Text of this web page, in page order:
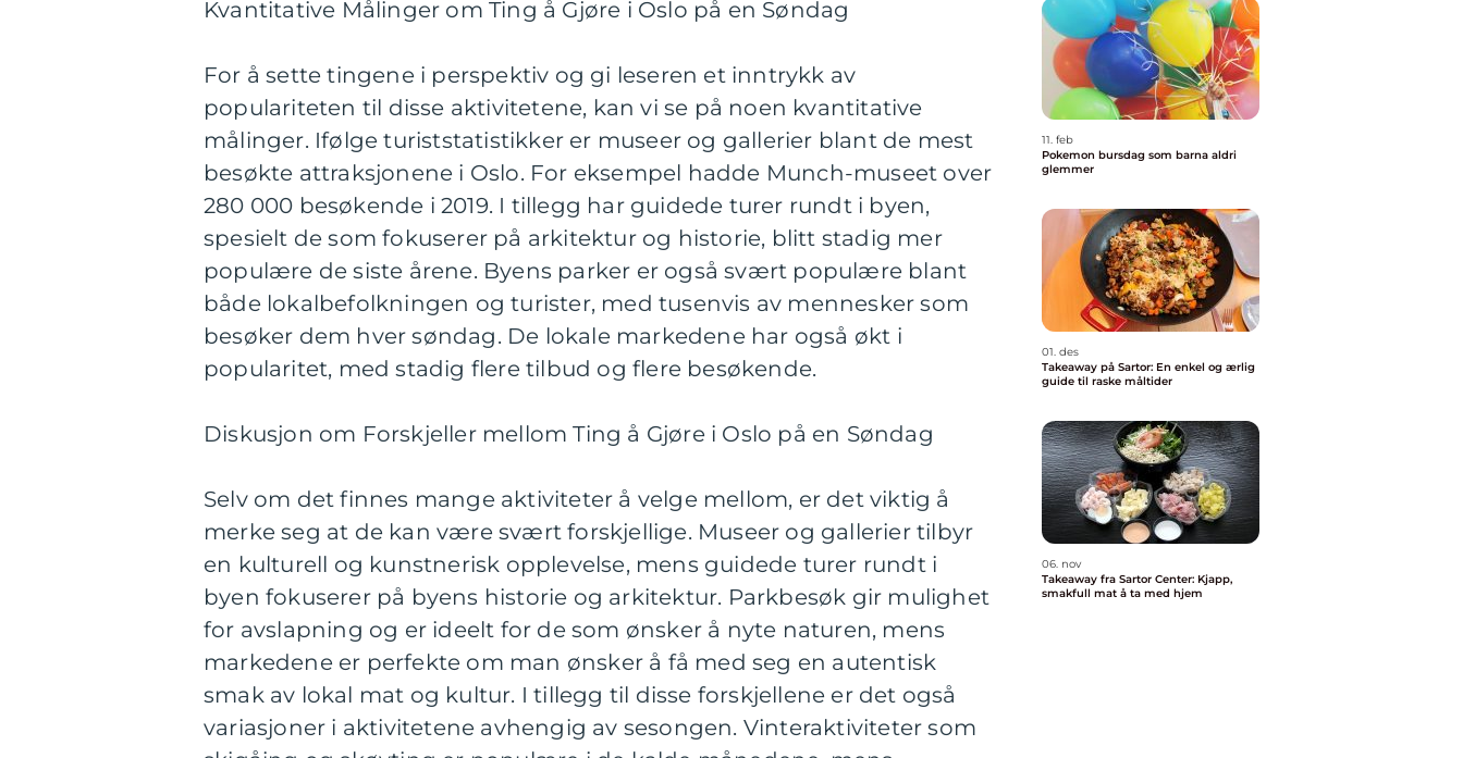
Kvantitative Målinger om Ting å Gjøre i Oslo på en Søndag
For å sette tingene i perspektiv og gi leseren et inntrykk av
populariteten til disse aktivitetene, kan vi se på noen kvantitative
målinger. Ifølge turiststatistikker er museer og gallerier blant de mest
besøkte attraksjonene i Oslo. For eksempel hadde Munch-museet over
280 000 besøkende i 2019. I tillegg har guidede turer rundt i byen,
spesielt de som fokuserer på arkitektur og historie, blitt stadig mer
populære de siste årene. Byens parker er også svært populære blant
både lokalbefolkningen og turister, med tusenvis av mennesker som
besøker dem hver søndag. De lokale markedene har også økt i
popularitet, med stadig flere tilbud og flere besøkende.
Diskusjon om Forskjeller mellom Ting å Gjøre i Oslo på en Søndag
Selv om det finnes mange aktiviteter å velge mellom, er det viktig å
merke seg at de kan være svært forskjellige. Museer og gallerier tilbyr
en kulturell og kunstnerisk opplevelse, mens guidede turer rundt i
byen fokuserer på byens historie og arkitektur. Parkbesøk gir mulighet
for avslapning og er ideelt for de som ønsker å nyte naturen, mens
markedene er perfekte om man ønsker å få med seg en autentisk
smak av lokal mat og kultur. I tillegg til disse forskjellene er det også
variasjoner i aktivitetene avhengig av sesongen. Vinteraktiviteter som
11. feb
Pokemon bursdag som barna aldri
glemmer
01. des
Takeaway på Sartor: En enkel og ærlig
guide til raske måltider
06. nov
Takeaway fra Sartor Center: Kjapp,
smakfull mat å ta med hjem